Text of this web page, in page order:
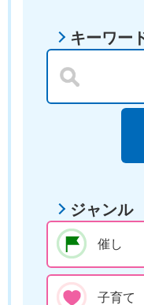
キーワー
ジャンル
催し
子育て